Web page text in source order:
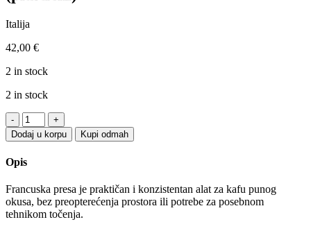
Italija
42,00 €
2 in stock
2 in stock
Bialetti
French
Press
350ml
CRNI
quantity
Dodaj u korpu Kupi odmah
Opis
Francuska presa je praktičan i konzistentan alat za kafu punog
okusa, bez preopterećenja prostora ili potrebe za posebnom
tehnikom točenja.